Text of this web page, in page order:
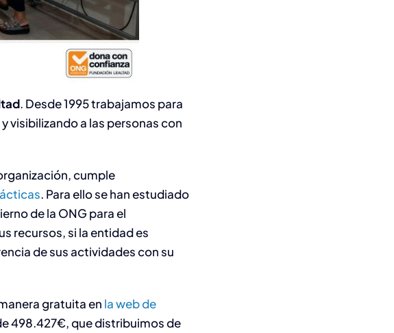
. Desde 1995 trabajamos para
visibilizando a las personas con
cumple
. Para ello se han estudiado
de la ONG para el
recursos, si la entidad es
de sus actividades con su
gratuita en la web de
498.427€, que distribuimos de